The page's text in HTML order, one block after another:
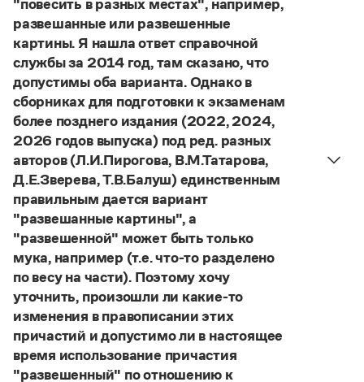
Словари русского языка как государственного
Справочники
Правила русской орфографии и пунктуации
Русский язык. Краткий теоретический курс
для школьников
Письмовник
Справочник по пунктуации
Справочник по фразеологии
Азбучные истины
Словарь-справочник непростые слова
Все справочники портала
Журнал
Новости и события
Статьи
Управление в русском языке
Словарь русских имён
Словарь методических терминов
Правила русской орфографии и пунктуации
(1956)
"повесить в разных местах", например,
развешанные или развешенные
картины. Я нашла ответ справочной
службы за 2014 год, там сказано, что
допустимы оба варианта. Однако в
сборниках для подготовки к экзаменам
более позднего издания (2022, 2024,
2026 годов выпуска) под ред. разных
авторов (Л.И.Пирогова, В.М.Татарова,
Д.Е.Зверева, Т.В.Балуш) единственным
правильным дается вариант
"развешанные картины", а
"развешенной" может быть только
мука, например (т.е. что-то разделено
по весу на части). Поэтому хочу
уточнить, произошли ли какие-то
изменения в правописании этих
причастий и допустимо ли в настоящее
время использование причастия
"развешенный" по отношению к